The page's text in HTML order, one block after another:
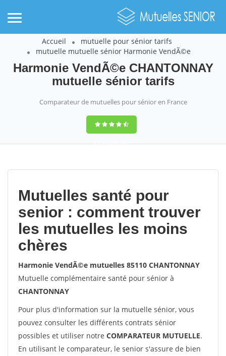
Accueil
mutuelle pour sénior tarifs
mutuelle mutuelle sénior Harmonie VendÃ©e
Harmonie VendÃ©e CHANTONNAY
mutuelle sénior tarifs
Comparateur de mutuelles pour sénior en France
9,2(100%)452
Mutuelles santé pour
senior : comment trouver
les mutuelles les moins
chères
Harmonie VendÃ©e mutuelles 85110 CHANTONNAY
Mutuelle complémentaire santé pour sénior à
CHANTONNAY
Pour plus d'information sur la mutuelle sénior, vous
pouvez consulter les différents contrats sénior
possibles et utiliser notre COMPARATEUR MUTUELLE.
En utilisant le comparateur, le senior s'assure de bien